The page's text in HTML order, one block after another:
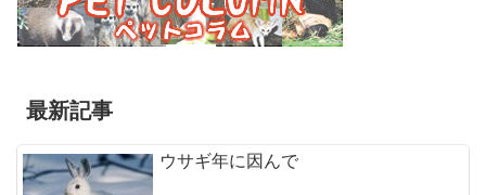
最新記事
ウサギ年に因んで